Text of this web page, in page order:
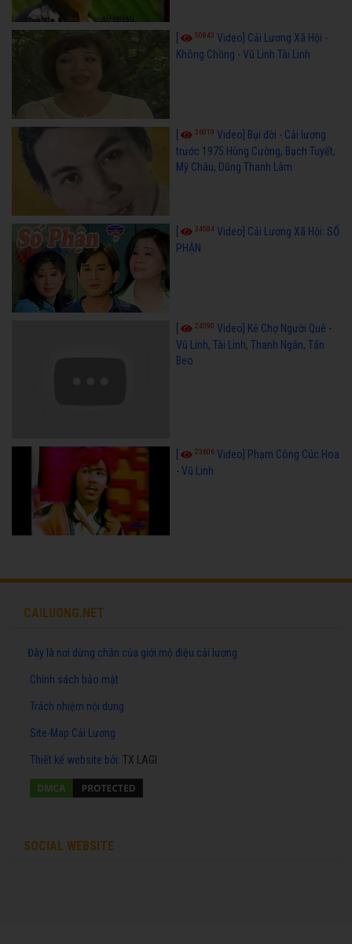
50843 Video] Cải Lương Xã Hội -
Không Chồng - Vũ Linh Tài Linh
36019 Video] Bụi đời - Cải lương
trước 1975 Hùng Cường, Bạch Tuyết,
Mỹ Châu, Dũng Thanh Lâm
34584 Video] Cải Lương Xã Hội: SỐ
PHẬN
24590 Video] Kẻ Chợ Người Quê -
Vũ Linh, Tài Linh, Thanh Ngân, Tấn
Beo
23606 Video] Phạm Công Cúc Hoa
- Vũ Linh
CAILUONG.NET
Đây là nơi dừng chân của giới mộ điệu cải lương
Chính sách bảo mật
Trách nhiệm nội dung
Site-Map Cải Lương
Thiết kế website bởi: TX LAGI
SOCIAL WEBSITE